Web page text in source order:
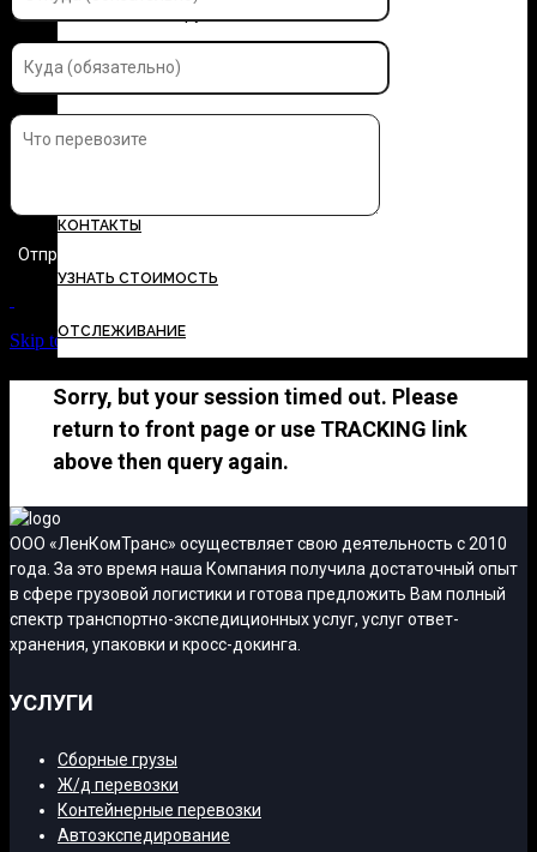
Страхование грузов
ДОКУМЕНТЫ
КОНТАКТЫ
УЗНАТЬ СТОИМОСТЬ
ОТСЛЕЖИВАНИЕ
Skip to Content
Sorry, but your session timed out. Please
return to front page or use TRACKING link
above then query again.
ООО «ЛенКомТранс» осуществляет свою деятельность с 2010
года. За это время наша Компания получила достаточный опыт
в сфере грузовой логистики и готова предложить Вам полный
спектр транспортно-экспедиционных услуг, услуг ответ-
хранения, упаковки и кросс-докинга.
УСЛУГИ
Сборные грузы
Ж/д перевозки
Контейнерные перевозки
Автоэкспедирование